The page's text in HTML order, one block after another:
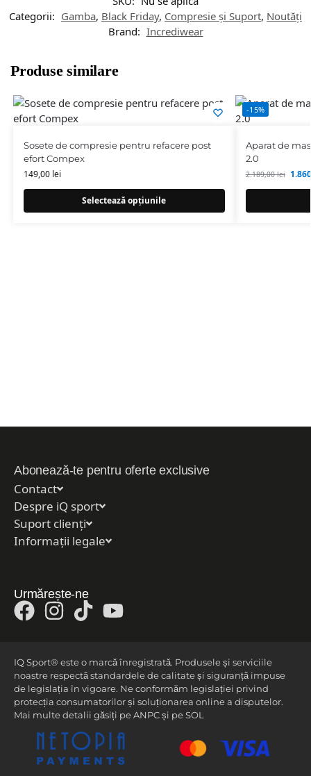
Categorii: Gamba, Black Friday, Compresie și Suport, Noutăți
Brand: Incrediwear
Produse similare
Sosete de compresie pentru refacere post
efort Compex
149,00 lei
Selectează opțiunile
-15%
Aparat de
2.0
2.189,00lei
Abonează-te pentru oferte exclusive
Contact
Despre iQ sport
Suport clienți
Informații legale
Urmărește-ne
IQ Sport® este o marcă înregistrată. Produsele și serviciile
noastre respectă standardele de calitate și siguranță impuse
de legislația în vigoare. Ne conformăm legislației privind
protecția consumatorilor și soluționarea online a disputelor.
Mai multe detalii găsiți pe ANPC și pe SOL